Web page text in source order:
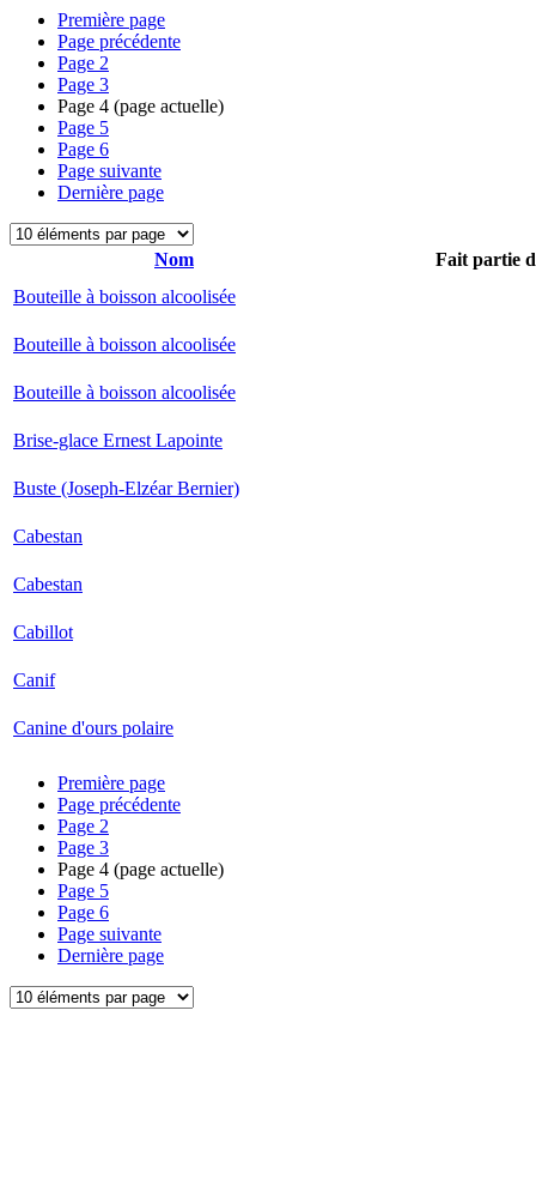
Première page
Page précédente
Page 2
Page 3
Page 4 (page actuelle)
Page 5
Page 6
Page suivante
Dernière page
Nom
Fait partie
Bouteille à boisson alcoolisée
Bouteille à boisson alcoolisée
Bouteille à boisson alcoolisée
Brise-glace Ernest Lapointe
Buste (Joseph-Elzéar Bernier)
Cabestan
Cabestan
Cabillot
Canif
Canine d'ours polaire
Première page
Page précédente
Page 2
Page 3
Page 4 (page actuelle)
Page 5
Page 6
Page suivante
Dernière page